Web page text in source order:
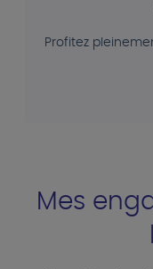
Profitez
Mes